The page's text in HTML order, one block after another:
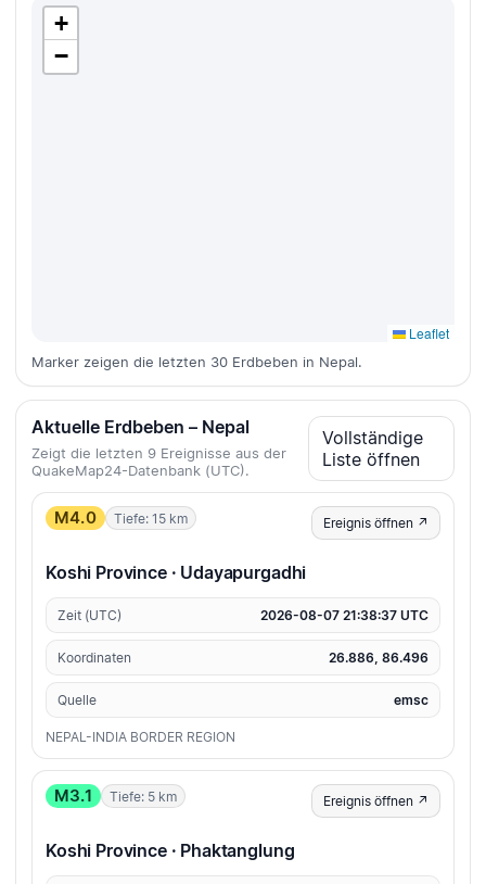
+
−
Leaflet
Marker zeigen die letzten 30 Erdbeben in Nepal.
Aktuelle Erdbeben – Nepal
Zeigt die letzten 9 Ereignisse aus der
QuakeMap24-Datenbank (UTC).
Vollständige
Liste öffnen
M4.0 Tiefe: 15 km Ereignis öffnen ↗
Koshi Province · Udayapurgadhi
Zeit (UTC) 2026-08-07 21:38:37 UTC
Koordinaten 26.886, 86.496
Quelle emsc
NEPAL-INDIA BORDER REGION
M3.1 Tiefe: 5 km Ereignis öffnen ↗
Koshi Province · Phaktanglung